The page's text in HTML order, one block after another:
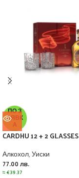
ПО З
АЯВК
А
CARDHU 12 + 2 GLASSES
Алкохол,Уиски
77.00 лв.
≈€39.37